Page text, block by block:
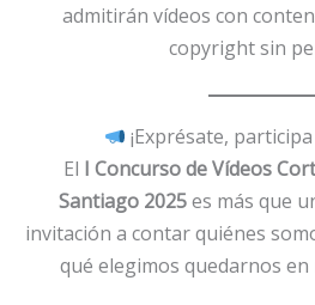
admitirán vídeos con
copyright sin
¡Exprésate,
El I Concurso de Vídeos
Santiago 2025es más que
invitación a contar quiénes
qué elegimos quedarnos